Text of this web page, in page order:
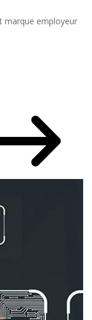
marque employeur